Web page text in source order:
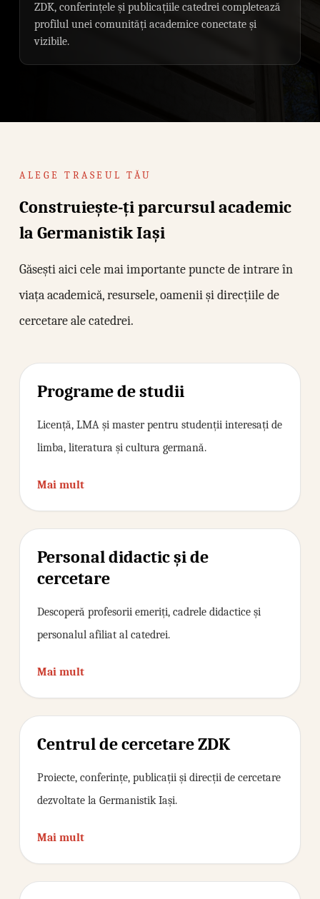
ZDK, conferințele și publicațiile catedrei completează
profilul unei comunități academice conectate și
vizibile.
ALEGE TRASEUL TĂU
Construiește-ți parcursul academic
la Germanistik Iași
Găsești aici cele mai importante puncte de intrare în
viața academică, resursele, oamenii și direcțiile de
cercetare ale catedrei.
Programe de studii
Licență, LMA și master pentru studenții interesați de
limba, literatura și cultura germană.
Mai mult
Personal didactic și de
cercetare
Descoperă profesorii emeriți, cadrele didactice și
personalul afiliat al catedrei.
Mai mult
Centrul de cercetare ZDK
Proiecte, conferințe, publicații și direcții de cercetare
dezvoltate la Germanistik Iași.
Mai mult